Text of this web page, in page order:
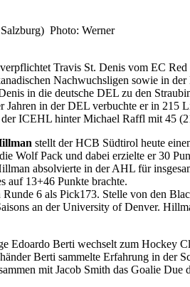
Photo: Werner
Travis St. Denis vom EC
Nachwuchsligen sowie in
in die deutsche DEL zu den
Jahren in der DEL verbuchte er in 215
ICEHL hinter Michael Raffl mit 45
stellt der HCB Südtirol heute
Wolf Pack und dabei erzielte er 30
absolvierte in der AHL für
auf 13+46 Punkte brachte.
6 als Pick173. Stelle von den
an der University of Denver.
Edoardo Berti wechselt zum Hockey
Berti sammelte Erfahrung in
mit Jacob Smith das Goalie Due